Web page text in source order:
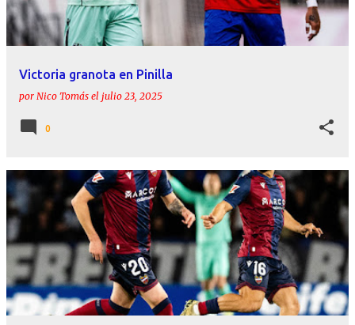
Victoria granota en Pinilla
por Nico Tomás el julio 23, 2025
0